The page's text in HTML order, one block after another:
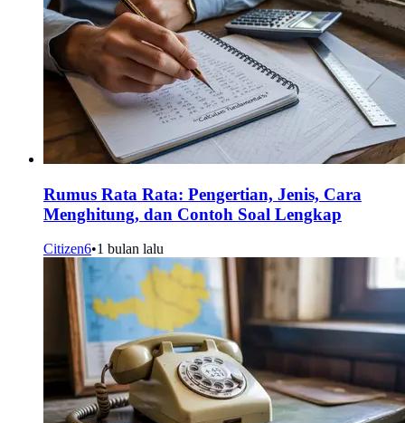
Rumus Rata Rata: Pengertian, Jenis, Cara
Menghitung, dan Contoh Soal Lengkap
Citizen6•1 bulan lalu